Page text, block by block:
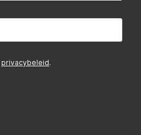
privacybeleid.